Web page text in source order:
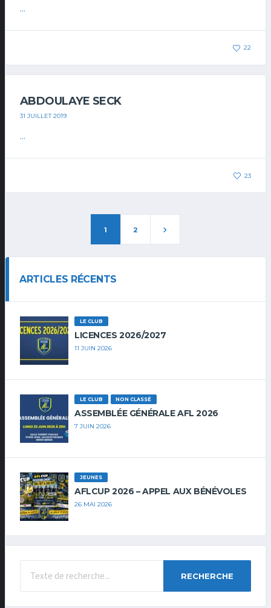
...
22
ABDOULAYE SECK
31 JUILLET 2019
...
23
1 2
ARTICLES RÉCENTS
LE CLUB
LICENCES 2026/2027
11 JUIN 2026
LE CLUB NON CLASSÉ
ASSEMBLÉE GÉNÉRALE AFL 2026
7 JUIN 2026
JEUNES
AFLCUP 2026 – APPEL AUX BÉNÉVOLES
26 MAI 2026
RECHERCHE